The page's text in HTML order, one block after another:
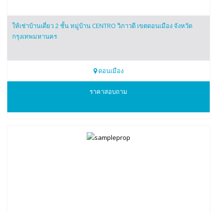
0850027195
ให้เช่าบ้านเดี่ยว 2 ชั้น หมู่บ้าน CENTRO วิภาวดี เขตดอนเมือง จังหวัด
กรุงเทพมหานคร
ดอนเมือง
ราคาสอบถาม